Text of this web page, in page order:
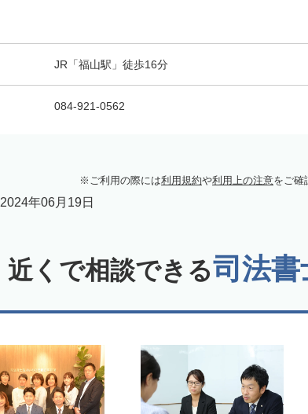
JR「福山駅」徒歩16分
084-921-0562
ご利用の際には利用規約や利用上の注意をご確
2024年06月19日
近くで相談できる司法